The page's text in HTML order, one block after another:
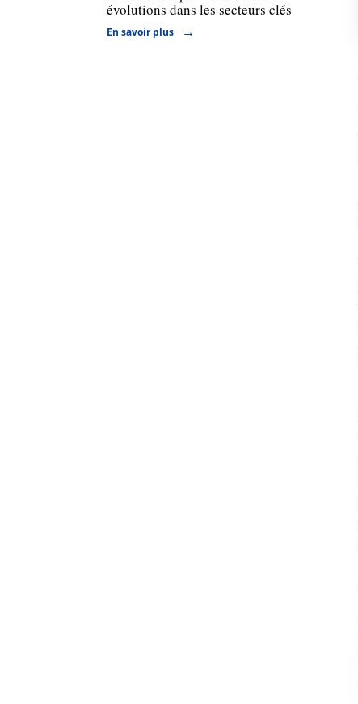
évolutions dans les secteurs clés
En savoir plus